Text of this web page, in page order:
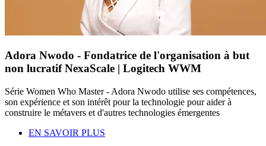
Adora Nwodo - Fondatrice de l'organisation à but
non lucratif NexaScale | Logitech WWM
Série Women Who Master - Adora Nwodo utilise ses compétences,
son expérience et son intérêt pour la technologie pour aider à
construire le métavers et d'autres technologies émergentes
EN SAVOIR PLUS